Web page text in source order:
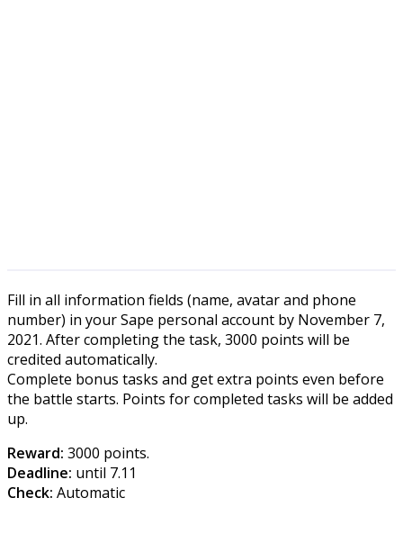
Fill in all information fields (name, avatar and phone
number) in your Sape personal account by November 7,
2021. After completing the task, 3000 points will be
credited automatically.
Complete bonus tasks and get extra points even before
the battle starts. Points for completed tasks will be added
up.
Reward: 3000 points.
Deadline: until 7.11
Check: Automatic